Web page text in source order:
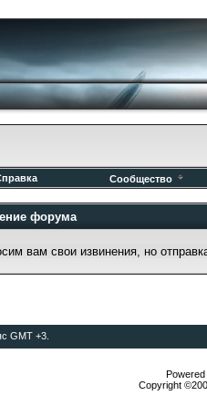
Сообщество
форума
вам свои извинения, но
GMT +3.
Copyright